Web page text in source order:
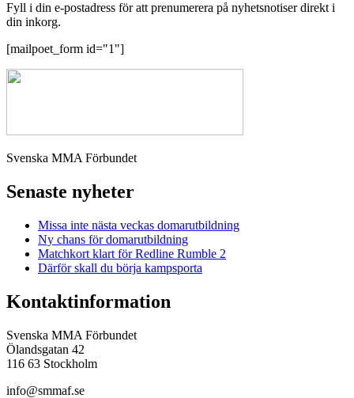
Fyll i din e-postadress för att prenumerera på nyhetsnotiser direkt i
din inkorg.
[mailpoet_form id="1"]
Svenska MMA Förbundet
Senaste nyheter
Missa inte nästa veckas domarutbildning
Ny chans för domarutbildning
Matchkort klart för Redline Rumble 2
Därför skall du börja kampsporta
Kontaktinformation
Svenska MMA Förbundet
Ölandsgatan 42
116 63 Stockholm
info@smmaf.se